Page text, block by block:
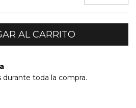
durante toda la compra.